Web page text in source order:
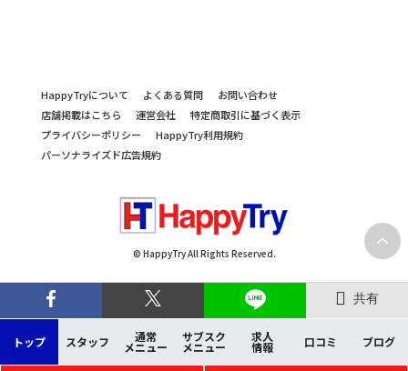
共有
トップ スタッフ 通常
メニュー
サブスク
メニュー
求人
情報 口コミ ブログ
HappyTryについて よくある質問
お問い合わせ
店舗掲載はこちら
運営会社
特定商取引に基づく表示
プライバシーポリシー
HappyTry利用規約
パーソナライズド広告規約
© HappyTry All Rights Reserved.